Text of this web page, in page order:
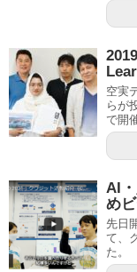
空実
らが
で開
AI
め
先日
て、
た。